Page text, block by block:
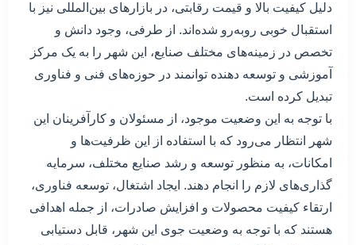
دلیل کیفیت بالا و قیمت رقابتی، در بازارهای بین‌المللی نیز با
استقبال خوبی روبه‌رو شده‌اند. از طرفی، وجود دانش و
تخصص در زمینه‌های مختلف صنایع، این شهر را به یک مرکز
آموزشی و توسعه دهنده توانمند در حوزه‌های فنی و فناوری
تبدیل کرده است.
با توجه به این وضعیت موجود، از مسئولان و کارآفرینان این
شهر انتظار می‌رود که با استفاده از این ظرفیت‌ها و
امکانات، به منظور توسعه و رشد صنایع مختلف، سرمایه
گذاری‌های لازم را انجام دهند. ایجاد اشتغال، توسعه فناوری،
ارتقاء کیفیت محصولات و افزایش صادرات، از جمله اهدافی
هستند که با توجه به وضعیت جوی این شهر، قابل دستیابی